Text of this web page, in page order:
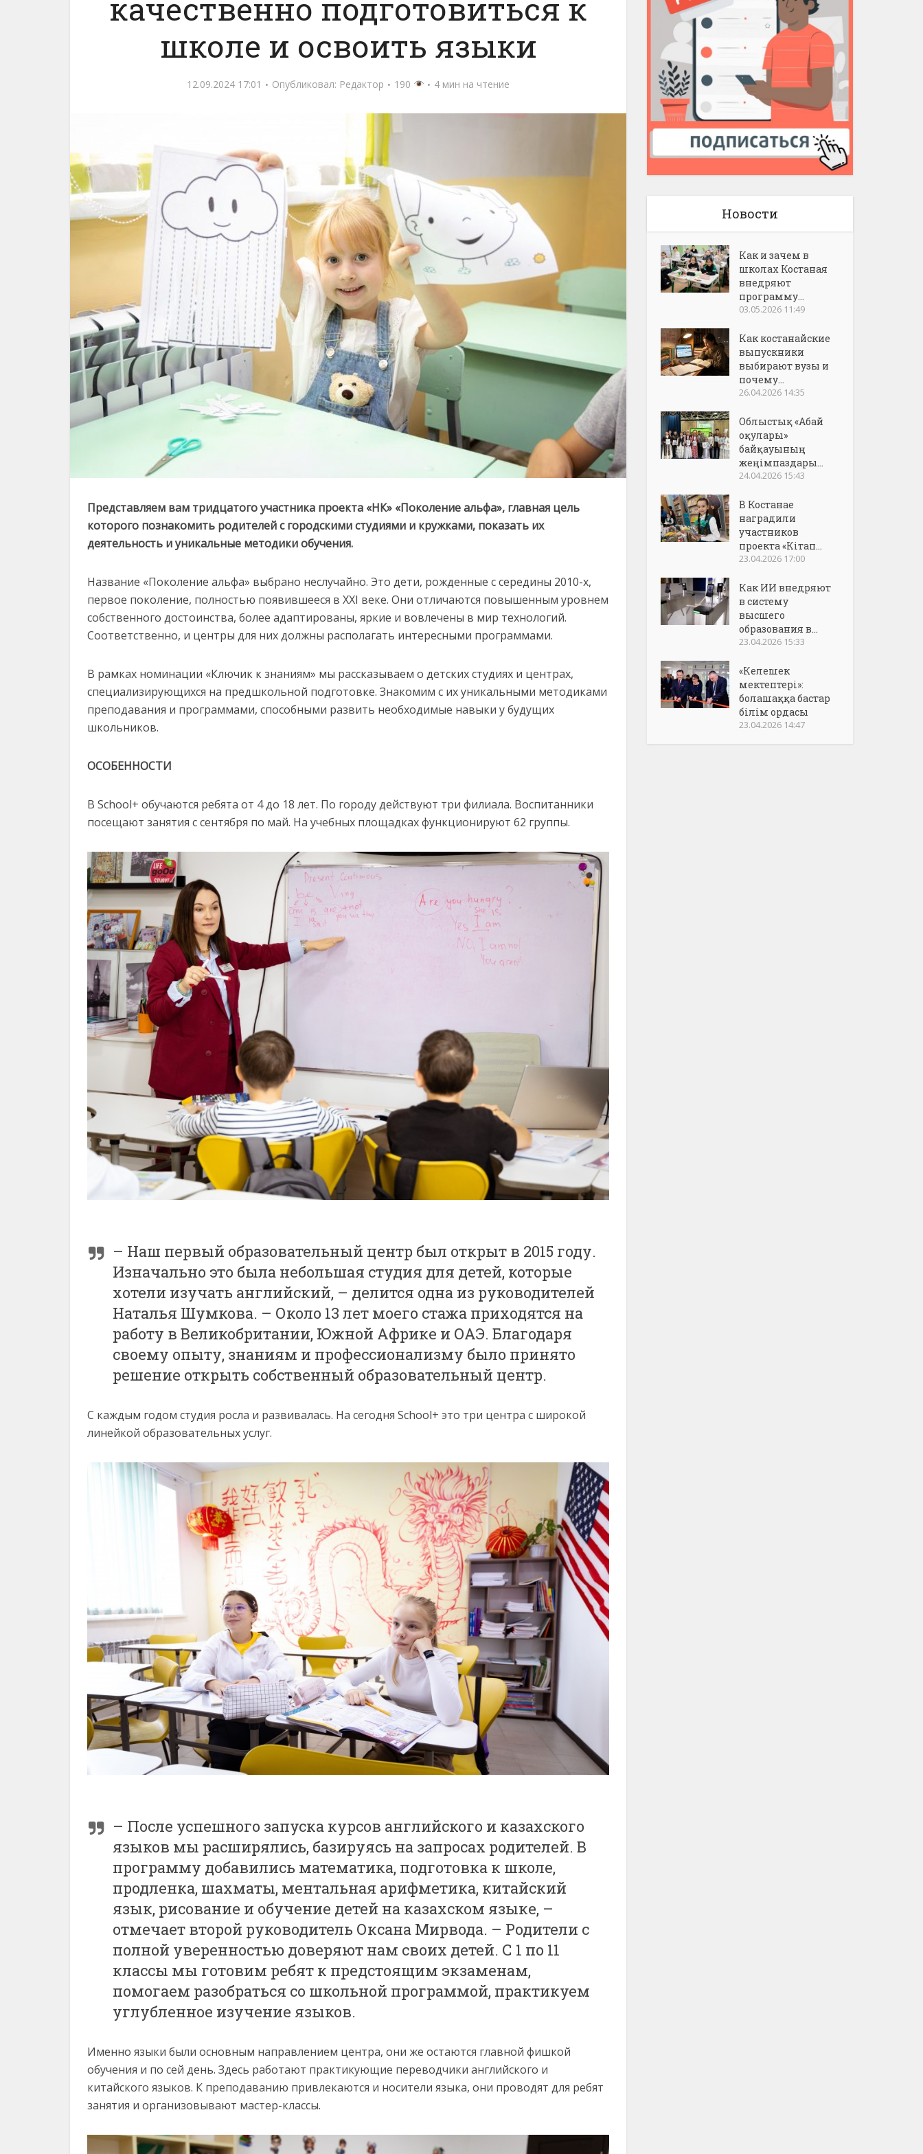
качественно подготовиться к
школе и освоить языки
12.09.2024 17:01 Опубликовал: Редактор 190 4 мин на чтение
Представляем вам тридцатого участника проекта «НК» «Поколение альфа», главная цель
которого познакомить родителей с городскими студиями и кружками, показать их
деятельность и уникальные методики обучения.
Название «Поколение альфа» выбрано неслучайно. Это дети, рожденные с середины 2010-х,
первое поколение, полностью появившееся в XXI веке. Они отличаются повышенным уровнем
собственного достоинства, более адаптированы, яркие и вовлечены в мир технологий.
Соответственно, и центры для них должны располагать интересными программами.
В рамках номинации «Ключик к знаниям» мы рассказываем о детских студиях и центрах,
специализирующихся на предшкольной подготовке. Знакомим с их уникальными методиками
преподавания и программами, способными развить необходимые навыки у будущих
школьников.
ОСОБЕННОСТИ
В School+ обучаются ребята от 4 до 18 лет. По городу действуют три филиала. Воспитанники
посещают занятия с сентября по май. На учебных площадках функционируют 62 группы.
– Наш первый образовательный центр был открыт в 2015 году.
Изначально это была небольшая студия для детей, которые
хотели изучать английский, – делится одна из руководителей
Наталья Шумкова. – Около 13 лет моего стажа приходятся на
работу в Великобритании, Южной Африке и ОАЭ. Благодаря
своему опыту, знаниям и профессионализму было принято
решение открыть собственный образовательный центр.
С каждым годом студия росла и развивалась. На сегодня School+ это три центра с широкой
линейкой образовательных услуг.
– После успешного запуска курсов английского и казахского
языков мы расширялись, базируясь на запросах родителей. В
программу добавились математика, подготовка к школе,
продленка, шахматы, ментальная арифметика, китайский
язык, рисование и обучение детей на казахском языке, –
отмечает второй руководитель Оксана Мирвода. – Родители с
полной уверенностью доверяют нам своих детей. С 1 по 11
классы мы готовим ребят к предстоящим экзаменам,
помогаем разобраться со школьной программой, практикуем
углубленное изучение языков.
Именно языки были основным направлением центра, они же остаются главной фишкой
обучения и по сей день. Здесь работают практикующие переводчики английского и
китайского языков. К преподаванию привлекаются и носители языка, они проводят для ребят
занятия и организовывают мастер-классы.
Новости
Как и зачем в
школах Костаная
внедряют
программу...
03.05.2026 11:49
Как костанайские
выпускники
выбирают вузы и
почему...
26.04.2026 14:35
Облыстық «Абай
оқулары»
байқауының
жеңімпаздары...
24.04.2026 15:43
В Костанае
наградили
участников
проекта «Кітап...
23.04.2026 17:00
Как ИИ внедряют
в систему
высшего
образования в...
23.04.2026 15:33
«Келешек
мектептері»:
болашаққа бастар
білім ордасы
23.04.2026 14:47